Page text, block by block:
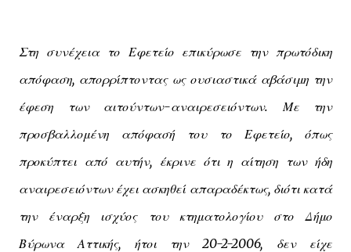
Στη συνέχεια το Εφετείο επικύρωσε την πρωτόδικη
απόφαση, απορρίπτοντας ως ουσιαστικά αβάσιμη την
έφεση των αιτούντων-αναιρεσειόντων. Με την
προσβαλλομένη απόφασή του το Εφετείο, όπως
προκύπτει από αυτήν, έκρινε ότι η αίτηση των ήδη
αναιρεσειόντων έχει ασκηθεί απαραδέκτως, διότι κατά
την έναρξη ισχύος του κτηματολογίου στο Δήμο
Βύρωνα Αττικής, ήτοι την 20-2-2006, δεν είχε